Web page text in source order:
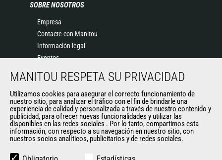
SOBRE NOSOTROS
Empresa
Contacte con Manitou
Información legal
Eventos
Historia
General Terms and Conditions of Sale
OTROS SITIOS DEL GRUPO
Manitou Group
Empleo
MANITOU RESPETA SU PRIVACIDAD
Utilizamos cookies para asegurar el correcto funcionamiento de
nuestro sitio, para analizar el tráfico con el fin de brindarle una
experiencia de calidad y personalizada a través de nuestro contenido y
publicidad, para ofrecer nuevas funcionalidades y utilizar las
disponibles en las redes sociales . Por lo tanto, compartimos esta
información, con respecto a su navegación en nuestro sitio, con
nuestros socios analíticos, publicitarios y de redes sociales.